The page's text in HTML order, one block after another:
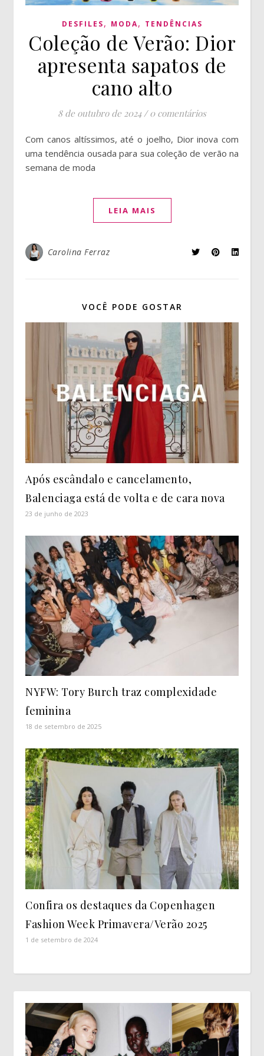
DESFILES, MODA, TENDÊNCIAS
Coleção de Verão: Dior
apresenta sapatos de
cano alto
8 de outubro de 2024 / 0 comentários
Com canos altíssimos, até o joelho, Dior inova com
uma tendência ousada para sua coleção de verão na
semana de moda
LEIA MAIS
Carolina Ferraz
VOCÊ PODE GOSTAR
Após escândalo e cancelamento,
Balenciaga está de volta e de cara nova
23 de junho de 2023
NYFW: Tory Burch traz complexidade
feminina
18 de setembro de 2025
Confira os destaques da Copenhagen
Fashion Week Primavera/Verão 2025
1 de setembro de 2024